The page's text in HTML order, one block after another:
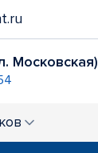
Московская)